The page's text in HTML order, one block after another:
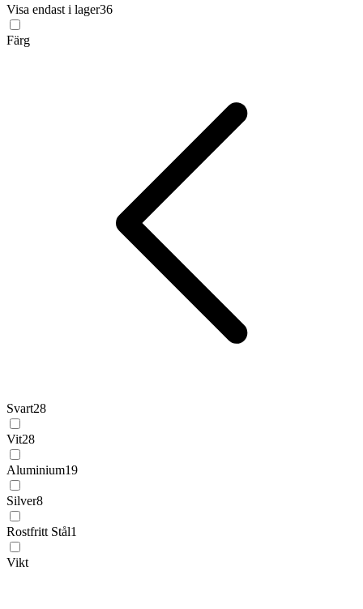
Visa endast i lager36
Färg
Svart28
Vit28
Aluminium19
Silver8
Rostfritt Stål1
Vikt